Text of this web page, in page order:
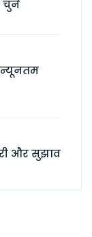
चुनें
न्यूनतम
और सुझाव